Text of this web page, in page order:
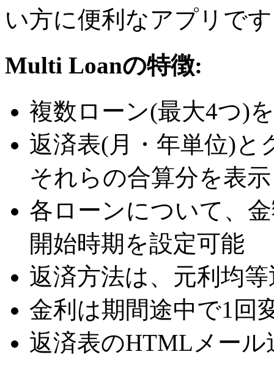
い方に便利なアプリで
Multi Loanの特徴:
複数ローン(最大4つ)
返済表(月・年単位)と
それらの合算分を表示
各ローンについて、
開始時期を設定可能
返済方法は、元利均
金利は期間途中で1回
返済表のHTMLメール